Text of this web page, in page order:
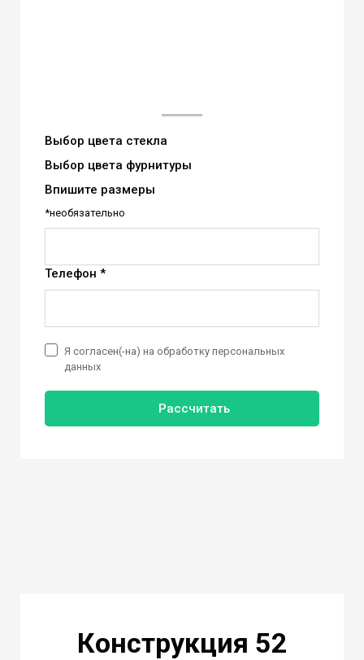
Выбор цвета стекла
Выбор цвета фурнитуры
Впишите размеры
*необязательно
Телефон *
Рассчитать
Я согласен(-на) на обработку персональных
данных
Конструкция 52